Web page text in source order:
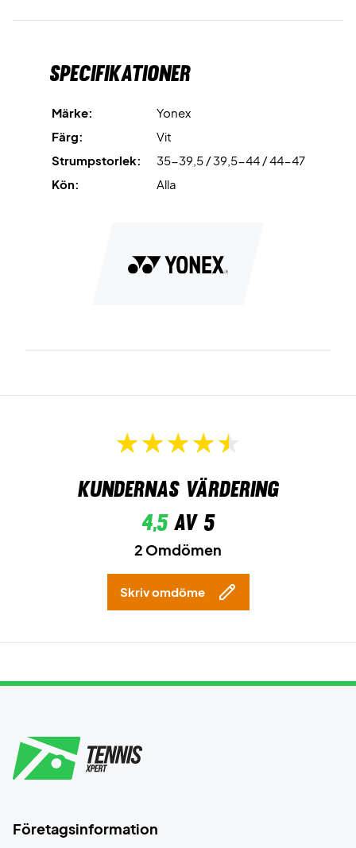
Specifikationer
Märke:
Yonex
Färg:
Vit
Strumpstorlek:
35-39,5 / 39,5-44 / 44-47
Kön:
Alla
Kundernas värdering
4,5av 5
2 Omdömen
Skriv omdöme
Företagsinformation